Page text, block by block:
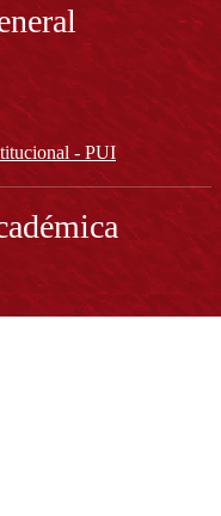
- PUI